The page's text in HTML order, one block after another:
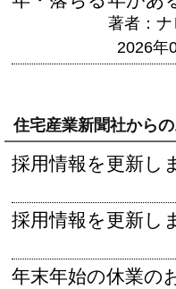
著者：
2026年
住宅産業新聞社から
採用情報を更新し
採用情報を更新し
年末年始の休業の